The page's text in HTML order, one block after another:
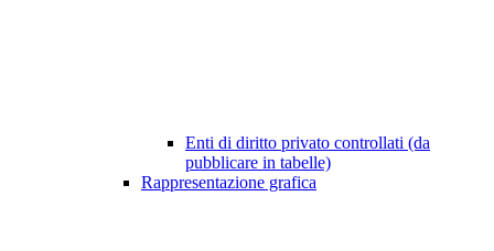
Enti di diritto privato controllati (da
pubblicare in tabelle)
Rappresentazione grafica